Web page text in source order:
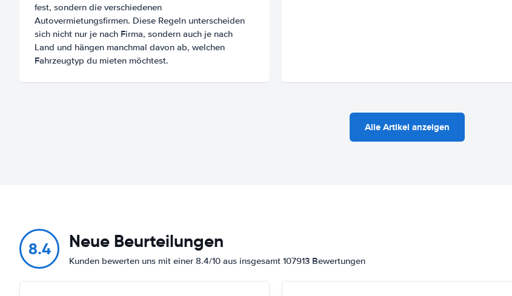
fest, sondern die verschiedenen
Autovermietungsfirmen. Diese Regeln unterscheiden
sich nicht nur je nach Firma, sondern auch je nach
Land und hängen manchmal davon ab, welchen
Fahrzeugtyp du mieten möchtest.
Alle Artikel anzeigen
8.4 Neue Beurteilungen
Kunden bewerten uns mit einer 8.4/10 aus insgesamt 107913 Bewertungen